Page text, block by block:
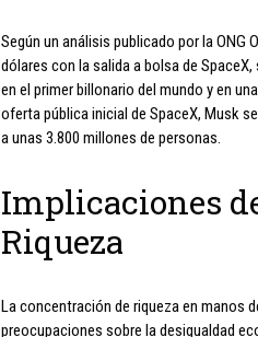
Según un análisis publicado por la ONG
dólares con la salida a bolsa de
en el primer billonario del mundo y en
oferta pública inicial de SpaceX, Musk
a unas 3.800 millones de personas.
Implicaciones
Riqueza
La concentración de riqueza en manos
preocupaciones sobre la desigualdad